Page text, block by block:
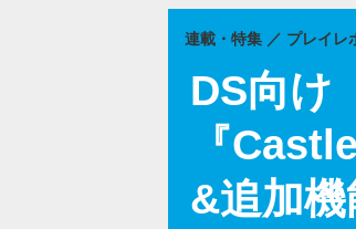
DS向け
『
&追加
連載・特集 プレイレ